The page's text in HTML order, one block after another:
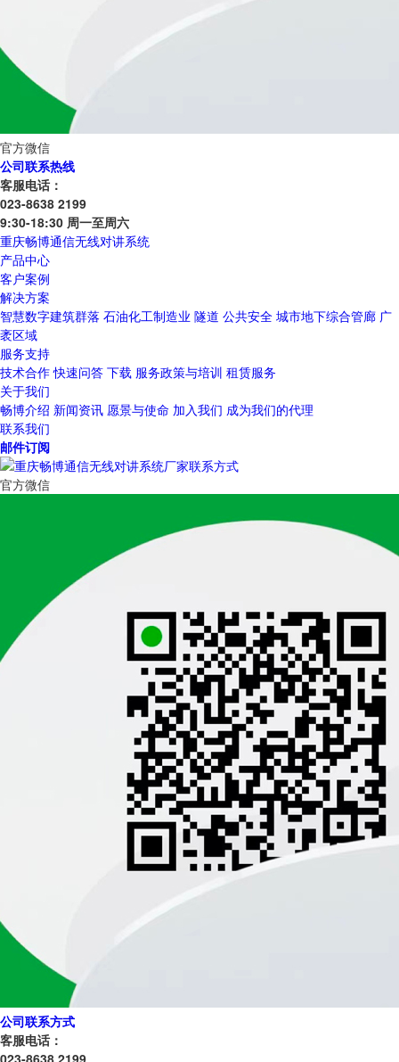
官方微信
公司联系热线
客服电话：
023-8638 2199
9:30-18:30 周一至周六
重庆畅博通信无线对讲系统
产品中心
客户案例
解决方案
智慧数字建筑群落 石油化工制造业 隧道 公共安全 城市地下综合管廊 广
袤区域
服务支持
技术合作 快速问答 下载 服务政策与培训 租赁服务
关于我们
畅博介绍 新闻资讯 愿景与使命 加入我们 成为我们的代理
联系我们
邮件订阅
官方微信
公司联系方式
客服电话：
023-8638 2199